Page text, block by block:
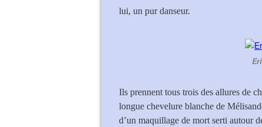
lui, un pur danseur.
Ils prennent tous trois des allures de
longue chevelure blanche de
d’un maquillage de mort serti autour